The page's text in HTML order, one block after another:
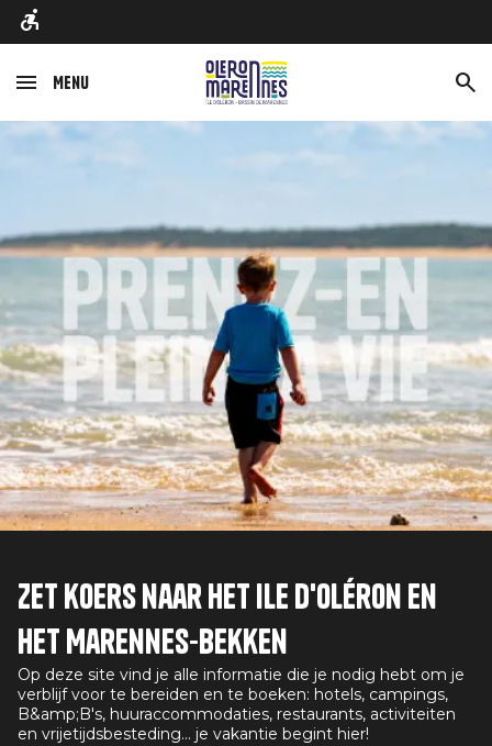
Menu
Afbeelding
Zet koers naar het Ile d'Oléron en
het Marennes-bekken
Op deze site vind je alle informatie die je nodig hebt om je
verblijf voor te bereiden en te boeken: hotels, campings,
B&amp;B's, huuraccommodaties, restaurants, activiteiten
en vrijetijdsbesteding... je vakantie begint hier!